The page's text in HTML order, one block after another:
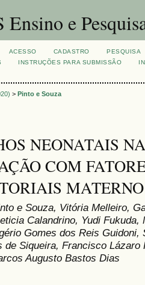
e
ACESSO CADASTRO
PESQUISA
INSTRUÇÕES PARA SUBMISSÃO
> Pinto e Souza
NEONATAIS
COM
MATERNO
e Souza, Vitória Melleiro,
Calandrino, Yudi Fukuda,
Gomes dos Reis Guidoni,
de Siqueira, Francisco
Augusto Bastos Dias